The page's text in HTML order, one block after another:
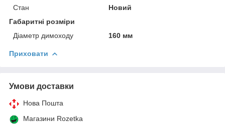
Стан
Новий
Габаритні розміри
Діаметр димоходу
160 мм
Приховати
Умови доставки
Нова Пошта
Магазини Rozetka